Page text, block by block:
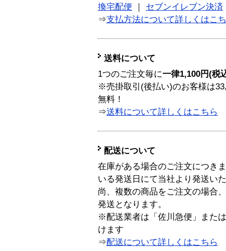
換宅配便
セブンイレブン決済
⇒支払方法について詳しくはこ
送料について
1つのご注文毎に一律1,100円(税
※売掛取引(後払い)のお客様は
無料！
⇒送料について詳しくはこちら
配送について
在庫がある場合のご注文につき
いる発送日にて当社より発送い
尚、複数の商品をご注文の場合
発送となります。
※配送業者は「佐川急便」また
けます
⇒配送について詳しくはこちら